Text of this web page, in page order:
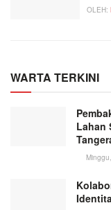
OLEH:
WARTA TERKINI
Lahan